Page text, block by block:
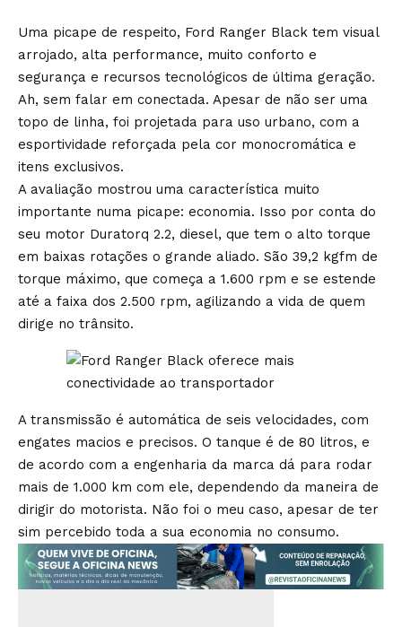
Uma picape de respeito, Ford Ranger Black tem visual
arrojado, alta performance, muito conforto e
segurança e recursos tecnológicos de última geração.
Ah, sem falar em conectada. Apesar de não ser uma
topo de linha, foi projetada para uso urbano, com a
esportividade reforçada pela cor monocromática e
itens exclusivos.
A avaliação mostrou uma característica muito
importante numa picape: economia. Isso por conta do
seu motor Duratorq 2.2, diesel, que tem o alto torque
em baixas rotações o grande aliado. São 39,2 kgfm de
torque máximo, que começa a 1.600 rpm e se estende
até a faixa dos 2.500 rpm, agilizando a vida de quem
dirige no trânsito.
A transmissão é automática de seis velocidades, com
engates macios e precisos. O tanque é de 80 litros, e
de acordo com a engenharia da marca dá para rodar
mais de 1.000 km com ele, dependendo da maneira de
dirigir do motorista. Não foi o meu caso, apesar de ter
sim percebido toda a sua economia no consumo.